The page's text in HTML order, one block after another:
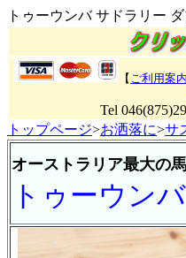
トゥーウンバ サドラリー
【 ご利用案内
Tel
トップページ>お洒落に>サ
オーストラリア最大の
トゥーウン